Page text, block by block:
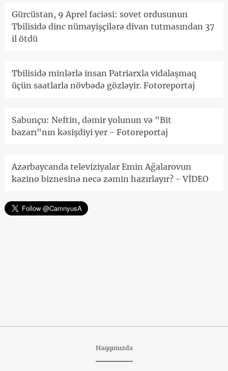
Gürcüstan, 9 Aprel faciəsi: sovet ordusunun
Tbilisidə dinc nümayişçilərə divan tutmasından 37
il ötdü
Tbilisidə minlərlə insan Patriarxla vidalaşmaq
üçün saatlarla növbədə gözləyir. Fotoreportaj
Sabunçu: Neftin, dəmir yolunun və "Bit
bazarı"nın kəsişdiyi yer - Fotoreportaj
Azərbaycanda televiziyalar Emin Ağalarovun
kazino biznesinə necə zəmin hazırlayır? - VİDEO
Haqqımızda